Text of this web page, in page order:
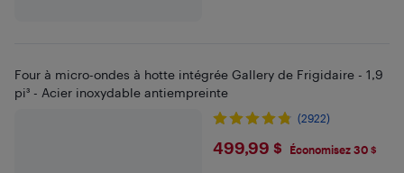
Four à micro-ondes à hotte intégrée Gallery de Frigidaire - 1,9
pi³ - Acier inoxydable antiempreinte
(2922)
$499.99
499,99 $ Économisez 30 $